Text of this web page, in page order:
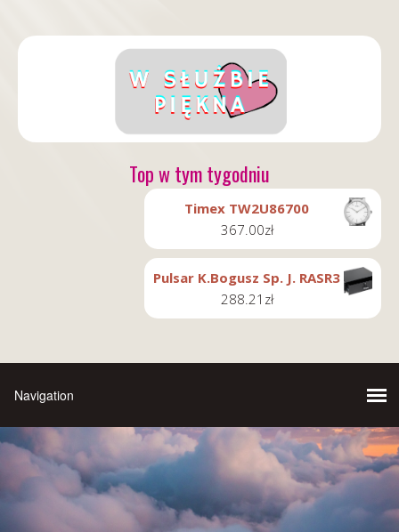
Top w tym tygodniu
Timex TW2U86700
367.00zł
Pulsar K.Bogusz Sp. J. RASR3
288.21 zł